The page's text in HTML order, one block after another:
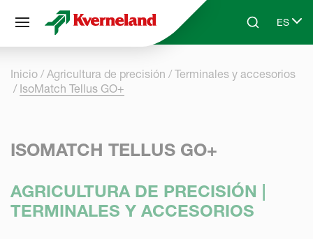
Skip to main contentSearchES
Select
Inicio Agricultura de precisión
Terminales y accesorios
IsoMatch Tellus GO+
ISOMATCH TELLUS GO+
AGRICULTURA DE PRECISIÓN |
TERMINALES Y ACCESORIOS
Panel de gestión de cookies